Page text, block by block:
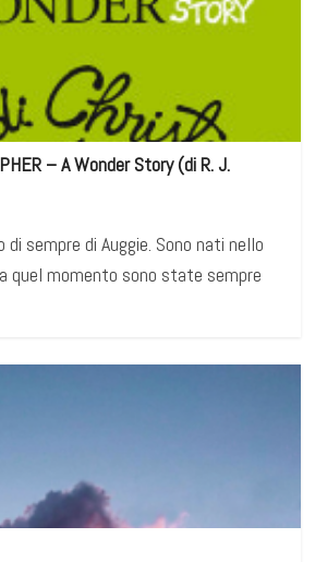
– A Wonder Story (di R. J.
di sempre di Auggie. Sono nati nello
quel momento sono state sempre